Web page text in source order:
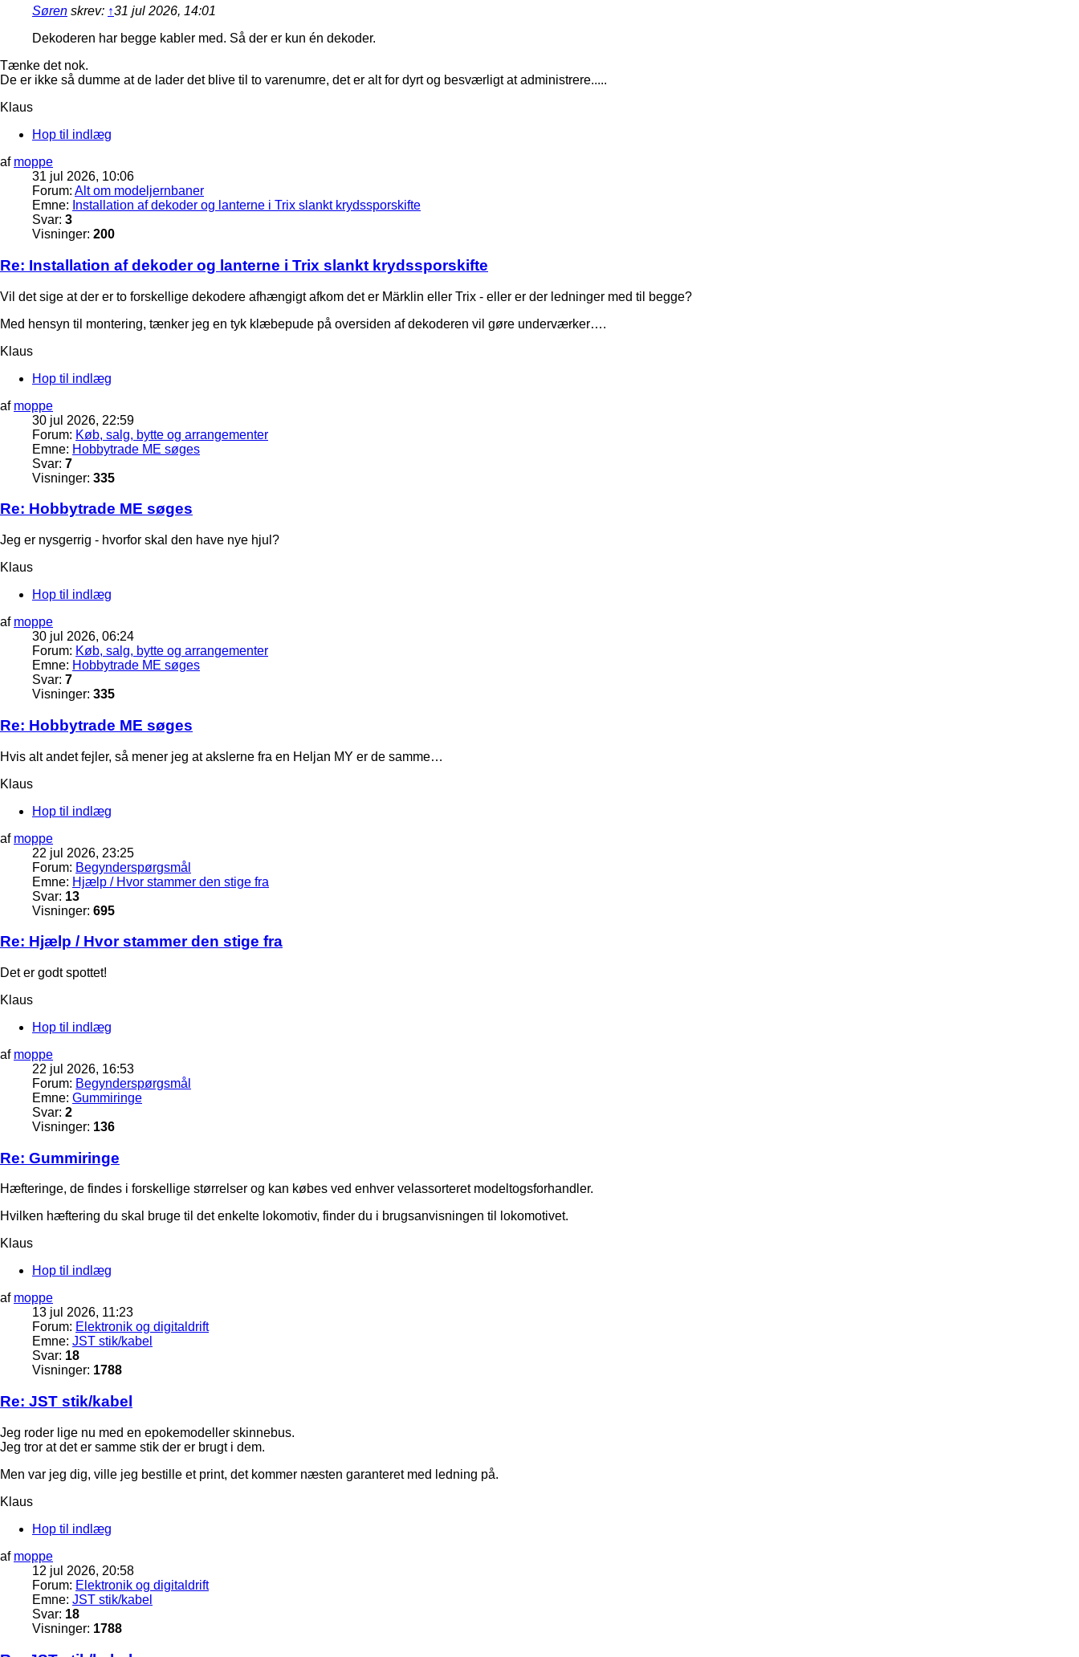
Søren skrev: ↑31 jul 2026, 14:01
Dekoderen har begge kabler med. Så der er kun én dekoder.
Tænke det nok.
De er ikke så dumme at de lader det blive til to varenumre, det er alt for dyrt og besværligt at administrere.....
Klaus
Hop til indlæg
af moppe
31 jul 2026, 10:06
Forum: Alt om modeljernbaner
Emne: Installation af dekoder og lanterne i Trix slankt krydssporskifte
Svar: 3
Visninger: 200
Re: Installation af dekoder og lanterne i Trix slankt krydssporskifte
Vil det sige at der er to forskellige dekodere afhængigt afkom det er Märklin eller Trix - eller er der ledninger med til begge?
Med hensyn til montering, tænker jeg en tyk klæbepude på oversiden af dekoderen vil gøre underværker….
Klaus
Hop til indlæg
af moppe
30 jul 2026, 22:59
Forum: Køb, salg, bytte og arrangementer
Emne: Hobbytrade ME søges
Svar: 7
Visninger: 335
Re: Hobbytrade ME søges
Jeg er nysgerrig - hvorfor skal den have nye hjul?
Klaus
Hop til indlæg
af moppe
30 jul 2026, 06:24
Forum: Køb, salg, bytte og arrangementer
Emne: Hobbytrade ME søges
Svar: 7
Visninger: 335
Re: Hobbytrade ME søges
Hvis alt andet fejler, så mener jeg at akslerne fra en Heljan MY er de samme…
Klaus
Hop til indlæg
af moppe
22 jul 2026, 23:25
Forum: Begynderspørgsmål
Emne: Hjælp / Hvor stammer den stige fra
Svar: 13
Visninger: 695
Re: Hjælp / Hvor stammer den stige fra
Det er godt spottet!
Klaus
Hop til indlæg
af moppe
22 jul 2026, 16:53
Forum: Begynderspørgsmål
Emne: Gummiringe
Svar: 2
Visninger: 136
Re: Gummiringe
Hæfteringe, de findes i forskellige størrelser og kan købes ved enhver velassorteret modeltogsforhandler.
Hvilken hæftering du skal bruge til det enkelte lokomotiv, finder du i brugsanvisningen til lokomotivet.
Klaus
Hop til indlæg
af moppe
13 jul 2026, 11:23
Forum: Elektronik og digitaldrift
Emne: JST stik/kabel
Svar: 18
Visninger: 1788
Re: JST stik/kabel
Jeg roder lige nu med en epokemodeller skinnebus.
Jeg tror at det er samme stik der er brugt i dem.
Men var jeg dig, ville jeg bestille et print, det kommer næsten garanteret med ledning på.
Klaus
Hop til indlæg
af moppe
12 jul 2026, 20:58
Forum: Elektronik og digitaldrift
Emne: JST stik/kabel
Svar: 18
Visninger: 1788